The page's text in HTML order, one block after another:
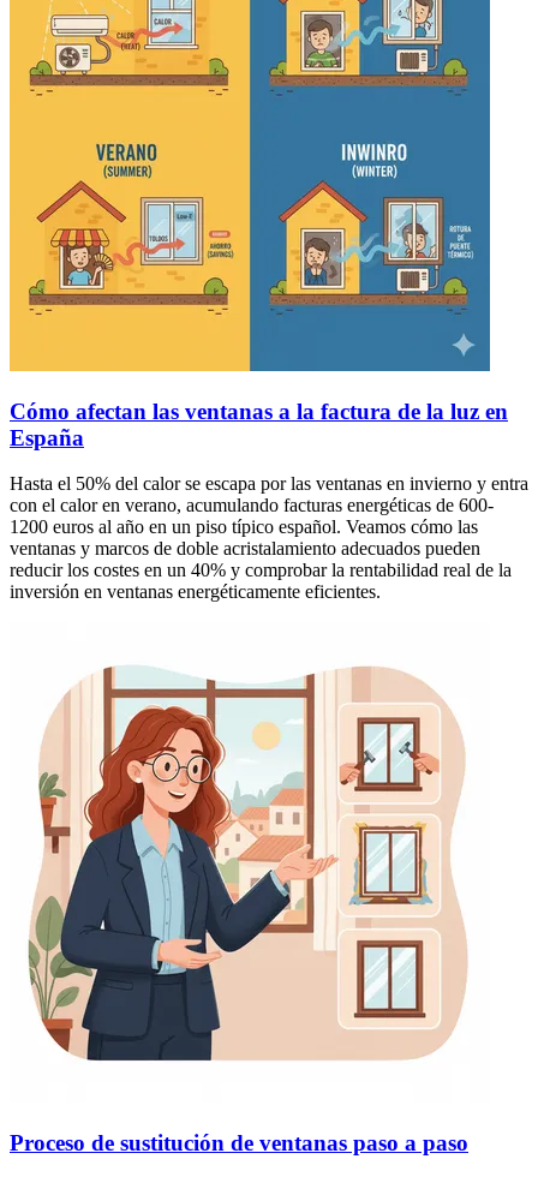
Cómo afectan las ventanas a la factura de la luz en
España
Hasta el 50% del calor se escapa por las ventanas en invierno y entra
con el calor en verano, acumulando facturas energéticas de 600-
1200 euros al año en un piso típico español. Veamos cómo las
ventanas y marcos de doble acristalamiento adecuados pueden
reducir los costes en un 40% y comprobar la rentabilidad real de la
inversión en ventanas energéticamente eficientes.
Proceso de sustitución de ventanas paso a paso